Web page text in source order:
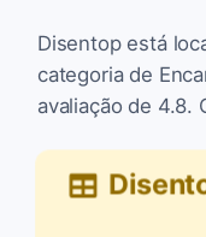
Disentop está
categoria de
avaliação de 4.8.